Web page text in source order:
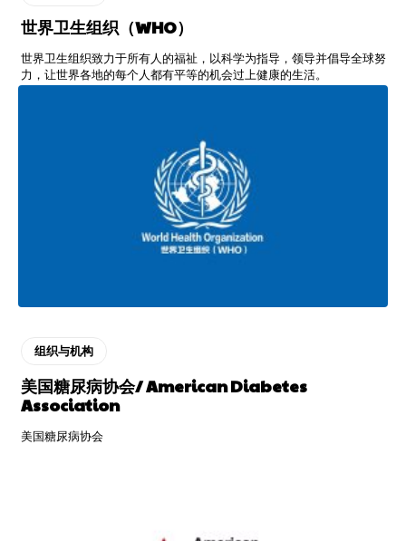
世界卫生组织（WHO）
世界卫生组织致力于所有人的福祉，以科学为指导，领导并倡导全球努
力，让世界各地的每个人都有平等的机会过上健康的生活。
组织与机构
美国糖尿病协会/ American Diabetes
Association
美国糖尿病协会